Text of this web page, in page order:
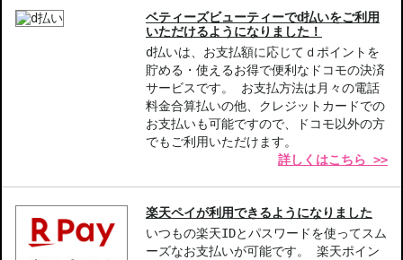
ベティーズビューティーでd払いをご利用
いただけるようになりました！
d払いは、お支払額に応じてｄポイントを
貯める・使えるお得で便利なドコモの決済
サービスです。 お支払方法は月々の電話
料金合算払いの他、クレジットカードでの
お支払いも可能ですので、ドコモ以外の方
でもご利用いただけます。
詳しくはこちら >>
楽天ペイが利用できるようになりました
いつもの楽天IDとパスワードを使ってスム
ーズなお支払いが可能です。 楽天ポイン